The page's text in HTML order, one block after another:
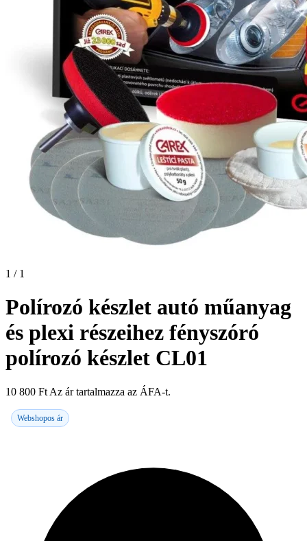
1 / 1
Polírozó készlet autó műanyag
és plexi részeihez fényszóró
polírozó készlet CL01
10 800 Ft Az ár tartalmazza az ÁFA-t.
Webshopos ár